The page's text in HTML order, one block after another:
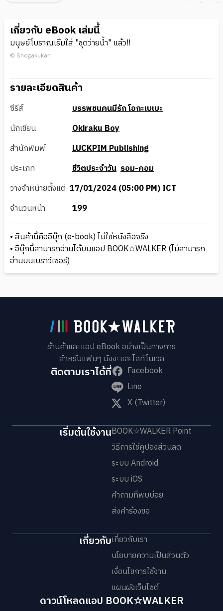
เกี่ยวกับ eBook เล่มนี้
มนุษย์โบราณเริ่มใส่ "ชุดว่ายน้ำ" แล้ว!!
© Shogakukan
รายละเอียดสินค้า
ซีรีส์
บรรพชนคนมีรัก โอกะเบเบะ
นักเขียน
Okiraku Boy
สำนักพิมพ์
LUCKPIM Publishing
ประเภท
ชีวิตประจำวัน รอม-คอม
วางจำหน่ายตั้งแต่ 17/01/2024 (05:00 PM) ICT
จำนวนหน้า
199
• สินค้านี้คืออีบุ๊ก (e-book) ไม่ใช่หนังสือจริง
• อีบุ๊กนี้สามารถอ่านได้บนแอป BOOK☆WALKER (ไม่สามารถ
อ่านบนเบราว์เซอร์)
ร้านค้าและแอป eBook อย่างเป็นทางการ
สำหรับแฟนๆ มังงะและไลท์โนเวล
ติดตามเราได้ที่
Facebook
Line
X (Twitter)
เริ่มต้นใช้งานBOOK☆WALKER Point
วิธีการใช้คูปองส่วนลด
ระบบ Android
ระบบ iOS
คำถามที่พบบ่อย
ส่งคำร้องขอ
เกี่ยวกับเกี่ยวกับเรา
นโยบายความเป็นส่วนตัว
เงื่อนไขการใช้งาน
แผนผังเว็บไซต์
ดาวน์โหลดแอป BOOK☆WALKER